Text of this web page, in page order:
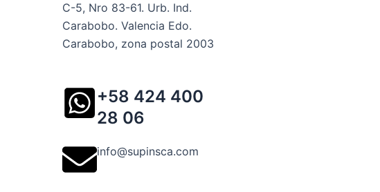
C-5, Nro 83-61. Urb. Ind.
Carabobo. Valencia Edo.
Carabobo, zona postal 2003
+58 424 400
28 06
info@supinsca.com